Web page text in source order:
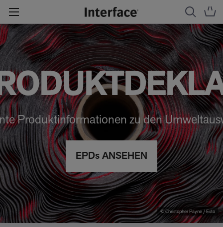
© Christopher Payne / Esto
Produktinformationen zu den
EPDs ANSEHEN